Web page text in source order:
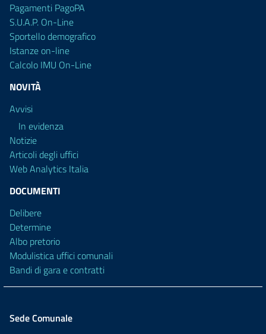
Pagamenti PagoPA
S.U.A.P. On-Line
Sportello demografico
Istanze on-line
Calcolo IMU On-Line
NOVITÀ
Avvisi
In evidenza
Notizie
Articoli degli uffici
Web Analytics Italia
DOCUMENTI
Delibere
Determine
Albo pretorio
Modulistica uffici comunali
Bandi di gara e contratti
Sede Comunale